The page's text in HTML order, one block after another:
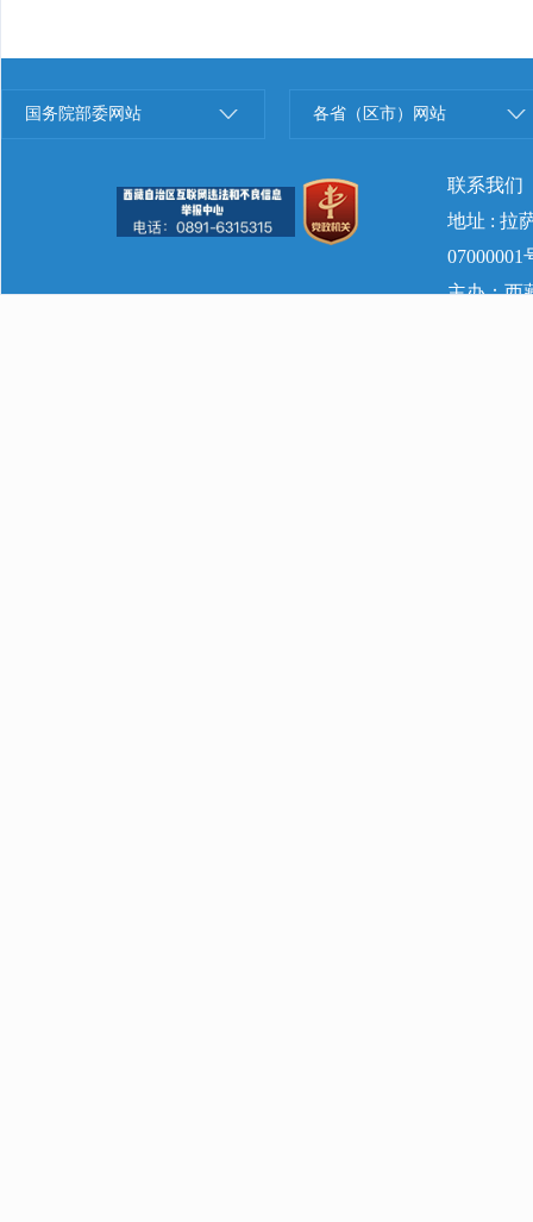
国务院部委网站 各省（区市）网站
联系我们
地址 : 拉
07000001
主办：西